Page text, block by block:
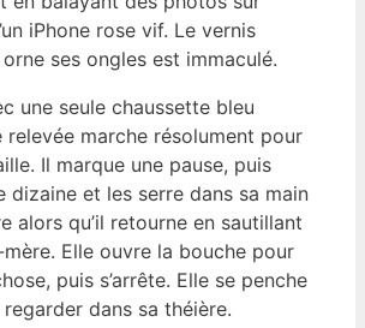
iPhone rose vif. Le vernis
ses ongles est immaculé.
une seule chaussette bleu
relevée marche résolument pour
Il marque une pause, puis
dizaine et les serre dans sa main
alors qu’il retourne en sautillant
Elle ouvre la bouche pour
puis s’arrête. Elle se penche
dans sa théière.